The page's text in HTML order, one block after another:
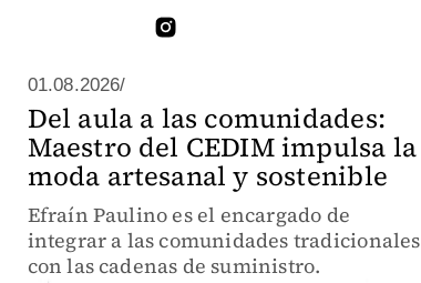
01.08.2026/
Del aula a las comunidades:
Maestro del CEDIM impulsa la
moda artesanal y sostenible
Efraín Paulino es el encargado de
integrar a las comunidades tradicionales
con las cadenas de suministro.